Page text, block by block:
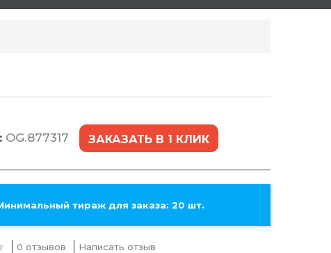
OG.877317 ЗАКАЗАТЬ В 1 КЛИК
тираж для заказа: 20 шт.
0 отзывов Написать отзыв